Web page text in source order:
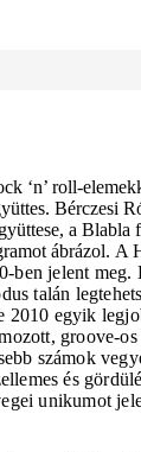
‘n’ roll-
Bérczesi
a Blabla
ábrázol. A
ben jelent meg.
talán
2010 egyik
groove-
számok
és
unikumot